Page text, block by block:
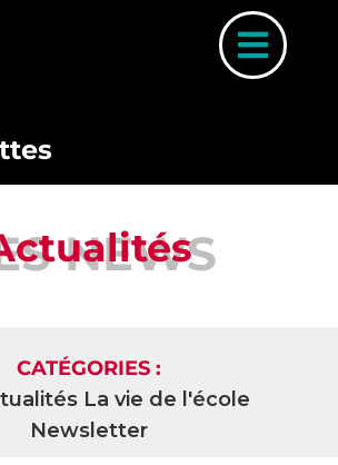
Toggle
NEWS
CATÉGORIES :
La vie de l'école
Newsletter